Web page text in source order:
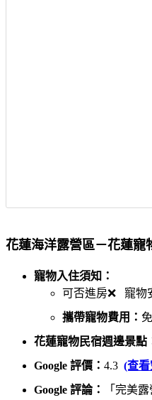
花蓮海洋露營區－花蓮寵
寵物入住須知：
可否進房❌ 寵物
攜帶寵物費用：
花蓮寵物民宿週邊景點
Google 評價： 4.3 (查
Google 評論：
「完美